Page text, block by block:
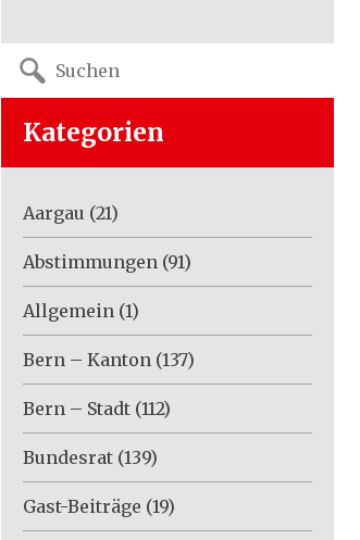
Search
for:
Kategorien
Aargau (21)
Abstimmungen (91)
Allgemein (1)
Bern – Kanton (137)
Bern – Stadt (112)
Bundesrat (139)
Gast-Beiträge (19)